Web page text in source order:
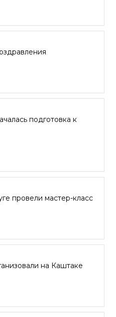
подготовка к
провели мастер-класс
на Каштаке